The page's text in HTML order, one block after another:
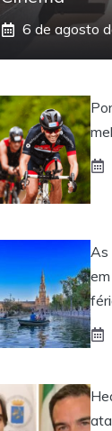
6 de agosto
As